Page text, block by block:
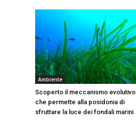
Ambiente
Scoperto il meccanismo evolutivo
che permette alla posidonia di
sfruttare la luce dei fondali marini